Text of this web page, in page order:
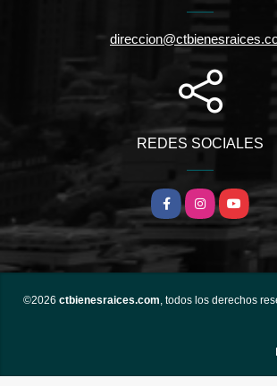
REDES SOCIALES
FacebookInstagramYouTube
©2026 ctbienesraices.com, todos los derechos